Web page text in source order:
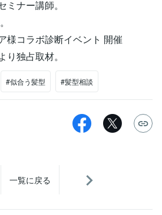
ナー講師。
様コラボ診断イベント 開催
独占取材。
#似合う髪型 #髪型相談
一覧に戻る